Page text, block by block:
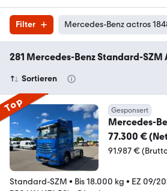
Filter Mercedes-Benz actros
281 Mercedes-Benz Standard-SZM
Sortieren
Top Gesponsert
Mercedes-
4xSHZ ACC
KlimaA
77.300 €
91.987 €
Standard-SZM • Bis 18.000 kg • EZ 09/